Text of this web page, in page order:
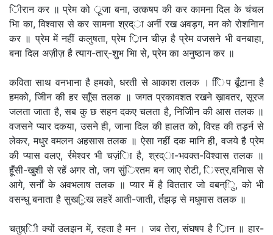
िीरान कर ॥ प्रेम को र्ूजा बना, उत्कषप की कर कामना दिल के चंचल
भाि का, विश्वास से कर सामना श्रद्ा अर्नी रख अवड़ग, मन को रोशनिान
कर ॥ प्रेम में नहीं कलुषता, प्रेम र्ािन चीज़ है प्रेम वजसने भी वनबाहा,
बना दिल अज़ीज़ है त्याग-तार्-शुभ भाि से, प्रेम का अनुष्ठान कर ॥
कविता साथ वनभाना है हमको, धरती से आकाश तलक । ििप बूँटाना है
हमको, जीिन की हर साूँस तलक ॥ जगत प्रकावशत रखने ख़ावतर, सूरज
जलता जाता है, सब कु छ सहन दकए चलता है, निजीिन की आस तलक ॥
वजसने प्यार दकया, उसने ही, जाना दिल की हालत को, विरह की तड़र्न से
लेकर, मधुर वमलन अहसास तलक ॥ ऐसा नहीं दक मानि ही, वजये है प्रेम
की प्यास वलए, र्रमेश्वर भी चज़ंिा है, श्रद्ा-भवक्त-विश्वास तलक ॥
हूँसी-खुशी से रहें अगर तो, जग सुंिरतम बन जाए रोटी, िस्त्र,वनिास से
आगे, सर्नों के अवभलाष तलक ॥ प्यार में है विततार जो वबन्िु, को भी
वसन्धु बनाता है सुख-िु:ख लहरें आती-जाती, र्तझड़ से मधुमास तलक ॥
चतुष्र्िी क्यों उलझन में, रहता है मन । जब तेरा, संघषप है र्ािन ॥ हार-